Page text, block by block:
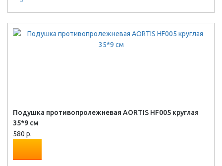
Подушка противопролежневая AORTIS HF005 круглая
35*9 см
580 р.